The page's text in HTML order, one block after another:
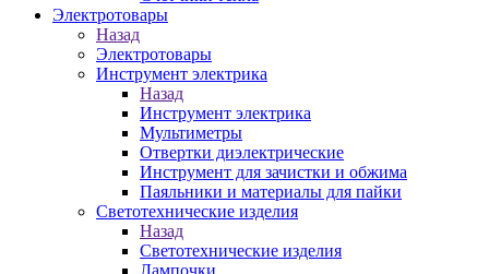
Электротовары
Назад
Электротовары
Инструмент электрика
Назад
Инструмент электрика
Мультиметры
Отвертки диэлектрические
Инструмент для зачистки и обжима
Паяльники и материалы для пайки
Светотехнические изделия
Назад
Светотехнические изделия
Лампочки